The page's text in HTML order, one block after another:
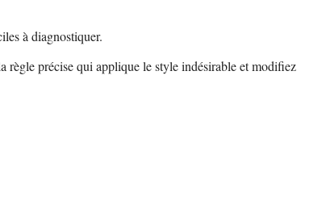
à diagnostiquer.
règle précise qui applique le style indésirable et modifiez